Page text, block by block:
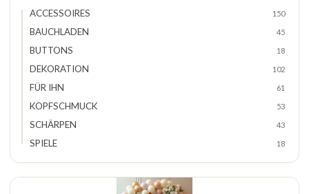
ACCESSOIRES 150
BAUCHLADEN 45
BUTTONS 18
DEKORATION 102
FÜR IHN 61
KOPFSCHMUCK 53
SCHÄRPEN 43
SPIELE 18